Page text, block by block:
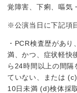
覚障害、下痢、嘔気
※公演当⽇に下記項
・PCR検査歴があ
満、かつ、症状軽快
ら24時間以上の間隔
ていない、または
10⽇未満 (d)検体採